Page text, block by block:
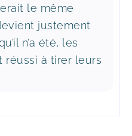
le même
justement
n’a été, les
réussi à tirer leurs